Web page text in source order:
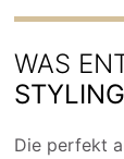
WAS
Die perfekt